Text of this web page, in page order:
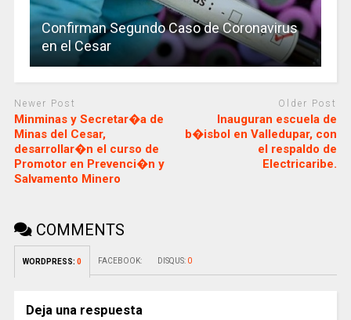
Confirman Segundo Caso de Coronavirus
en el Cesar
Newer Post
Minminas y Secretar�a de
Minas del Cesar,
desarrollar�n el curso de
Promotor en Prevenci�n y
Salvamento Minero
Older Post
Inauguran escuela de
b�isbol en Valledupar, con
el respaldo de
Electricaribe.
COMMENTS
WORDPRESS: 0 FACEBOOK: DISQUS: 0
Deja una respuesta